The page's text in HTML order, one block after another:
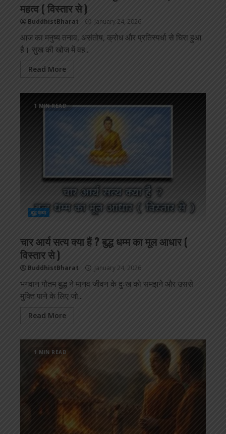
महत्व ( विस्तार से )
BuddhistBharat January 24, 2026
आज का मनुष्य तनाव, असंतोष, क्रोध और प्रतिस्पर्धा से घिरा हुआ
है। सुख की खोज में वह...
Read More
1 MIN READ
बुद्ध कथा
चार आर्य सत्य क्या हैं ? बुद्ध धम्म का मूल आधार (
विस्तार से )
BuddhistBharat January 24, 2026
भगवान गौतम बुद्ध ने मानव जीवन के दुःख को समझने और उससे
मुक्ति पाने के लिए जो...
Read More
1 MIN READ